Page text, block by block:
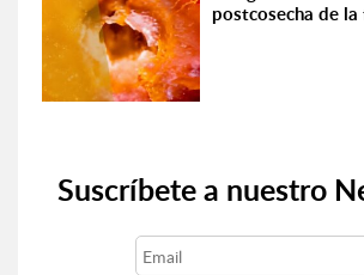
postcosecha de
Suscríbete a nuestro